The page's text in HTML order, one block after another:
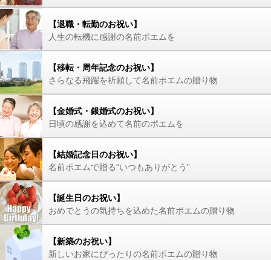
【退職・転勤のお祝い】
人生の転機に感謝の名前ポエムを
【移転・周年記念のお祝い】
さらなる飛躍を祈願して名前ポエムの贈り物
【金婚式・銀婚式のお祝い】
日頃の感謝を込めて名前のポエムを
【結婚記念日のお祝い】
名前ポエムで贈る“いつもありがとう”
【誕生日のお祝い】
おめでとうの気持ちを込めた名前ポエムの贈り物
【新築のお祝い】
新しいお家にぴったりの名前ポエムの贈り物